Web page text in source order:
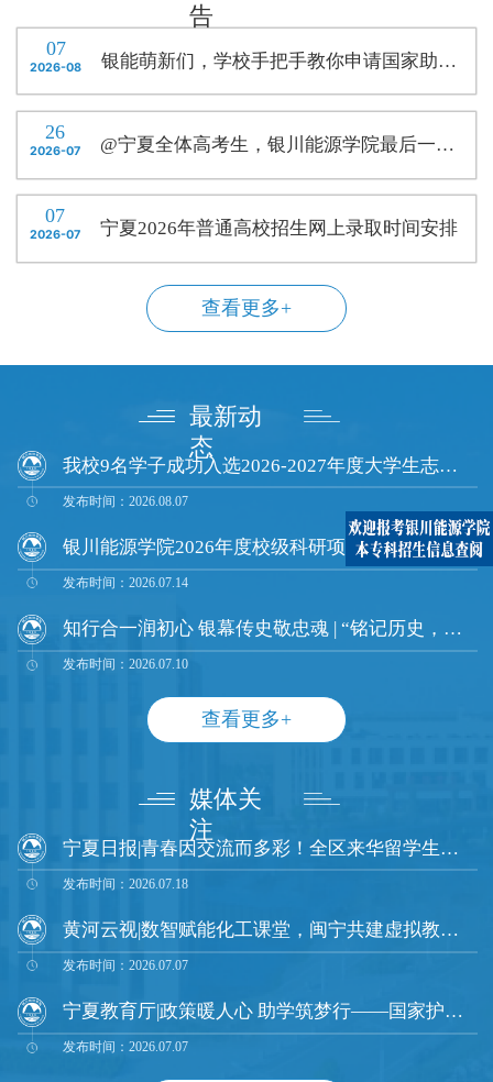
告
07
2026-08 银能萌新们，学校手把手教你申请国家助学贷款！快收藏
26
2026-07 @宁夏全体高考生，银川能源学院最后一次征集志愿，圆你本科梦！
07
2026-07 宁夏2026年普通高校招生网上录取时间安排
查看更多+
最新动
态
我校9名学子成功入选2026-2027年度大学生志愿服务西部计划
发布时间：2026.08.07
银川能源学院2026年度校级科研项目立项评审会顺利召开
发布时间：2026.07.14
知行合一润初心 银幕传史敬忠魂 | “铭记历史，致敬英雄”大学生微电影展示活动圆满收官
发布时间：2026.07.10
查看更多+
媒体关
注
宁夏日报|青春因交流而多彩！全区来华留学生暑期文化实践交流活动启幕
发布时间：2026.07.18
黄河云视|数智赋能化工课堂，闽宁共建虚拟教室 |福州大学、银川能源学院、福州大学至诚学院三校协同推进智慧化工原理课程建设
发布时间：2026.07.07
宁夏教育厅|政策暖人心 助学筑梦行——国家护航高校学子求学路
发布时间：2026.07.07